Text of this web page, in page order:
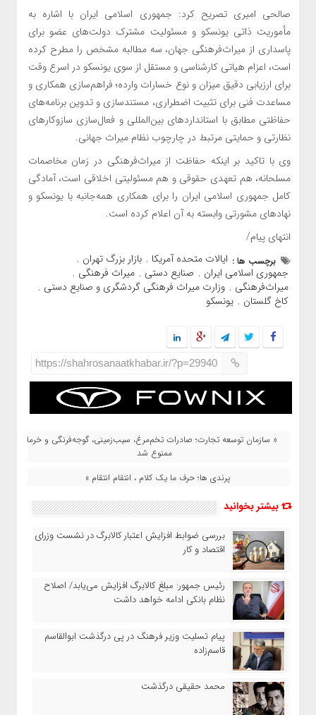
صالحی امیری تصریح کرد: جمهوری اسلامی ایران با اشاره به
مأموریت ذاتی یونسکو و مسئولیت مشترک دولت‌های عضو برای
پاسداری از میراث‌فرهنگی جهان، سه مطالبه مشخص را مطرح کرده
است، اعزام هیاتی کارشناسی و مستقل از سوی یونسکو در اسرع وقت
برای ارزیابی دقیق میزان و نوع خسارات وارده؛ فراهم‌سازی همکاری و
مساعدت فنی برای تثبیت اضطراری، مستندسازی و تدوین برنامه‌های
حفاظتی مطابق با استانداردهای بین‌المللی و فعال‌سازی سازوکارهای
نظارتی و حمایتی مرتبط در چارچوب نظام میراث جهانی.
وی با تاکید بر اینکه حفاظت از میراث‌فرهنگی در زمان مخاصمات
مسلحانه، هم تعهدی حقوقی و هم مسئولیتی اخلاقی است، آمادگی
کامل جمهوری اسلامی ایران را برای همکاری همه‌جانبه با یونسکو و
نهادهای مشورتی وابسته به آن اعلام کرده است.
انتهای پیام/
برچسب ها : ایالات متحده آمریکا , بازار بزرگ تهران ,
جمهوری اسلامی ایران , صنایع دستی , میراث فرهنگی ,
میراث‌فرهنگی , وزارت میراث فرهنگی گردشگری و صنایع دستی ,
کاخ گلستان , یونسکو
https://shahrosanaatkhabar.ir/?p=29940
« سازمان توسعه تجارت؛ صادرات تخم‌مرغ، سیب‌زمینی، گوجه‌فرنگی و خرما
ممنوع شد
پرندی ها؛ حرف ما یک کلام ، انتقام انتقام »
بیشتر بخوانید
بررسی ضوابط افزایش اعتبار کالابرگ در نشست وزرای
اقتصاد و کار
رئیس‌ جمهور: مبلغ کالابرگ افزایش می‌یابد/ اصلاح
نظام بانکی ادامه خواهد داشت
پیام تسلیت وزیر فرهنگ در پی درگذشت ابوالقاسم
قاسم‌زاده
محمد حقیقی درگذشت